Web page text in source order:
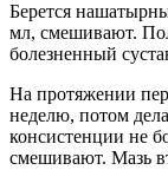
Берется
мл, смешивают.
болезненный
На протяжении
неделю, потом
консистенции не
смешивают. Мазь